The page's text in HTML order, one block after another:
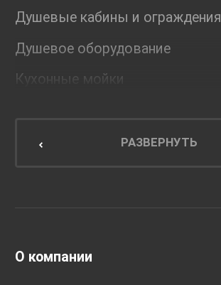
Душевые кабины и ограждения
Душевое оборудование
Кухонные мойки
Мебель для кухниРАЗВЕРНУТЬ
О компании